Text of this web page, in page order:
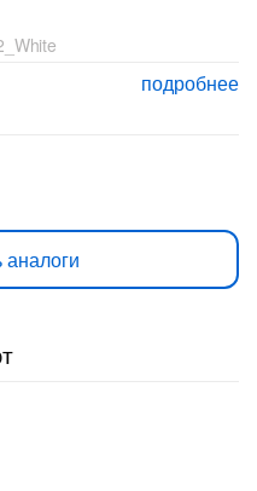
подробнее